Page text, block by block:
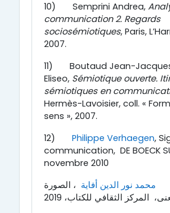
10) Semprini Andrea,
communication 2. Regards
sociosémiotiques, Paris,
2007.
11) Boutaud Jean-
Eliseo, Sémiotique ouverte.
sémiotiques en
Hermès-Lavoisier, coll. «
sens », 2007.
12) Philippe Verhaegen,
communication, DE BOECK
novembre 2010
محمد نور الدين أفاية ، الصورة
المركز الثقافي للكتاب، 2019